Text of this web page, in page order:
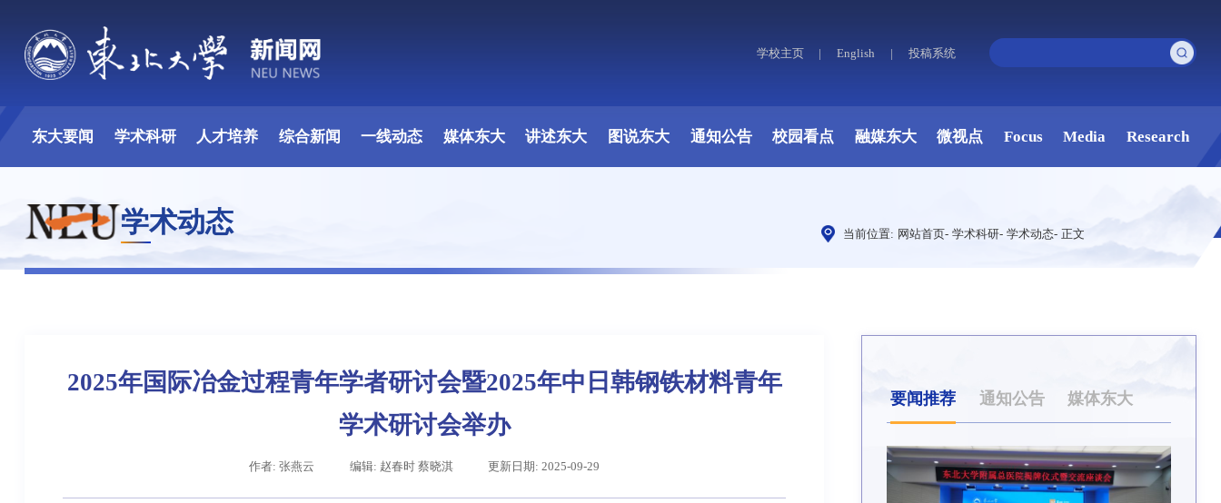
学校主页 | English | 投稿系统
东大要闻 学术科研 人才培养 综合新闻 一线动态 媒体东大 讲述东大 图说东大 通知公告 校园看点 融媒东大 微视点 Focus Media Research
学术动态 当前位置: 网站首页- 学术科研- 学术动态- 正文
2025年国际冶金过程青年学者研讨会暨2025年中日韩钢铁材料青年
学术研讨会举办
作者: 张燕云 编辑: 赵春时 蔡晓淇 更新日期: 2025-09-29
要闻推荐 通知公告 媒体东大